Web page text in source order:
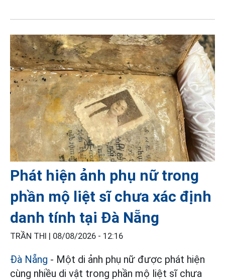
Phát hiện ảnh phụ nữ trong
phần mộ liệt sĩ chưa xác định
danh tính tại Đà Nẵng
TRẦN THI | 08/08/2026 - 12:16
Đà Nẵng - Một di ảnh phụ nữ được phát hiện
cùng nhiều di vật trong phần mộ liệt sĩ chưa